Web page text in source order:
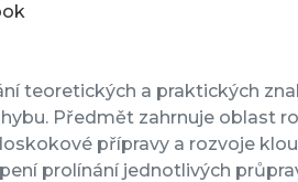
teoretických a praktických
Předmět zahrnuje oblast
přípravy a rozvoje
prolínání jednotlivých